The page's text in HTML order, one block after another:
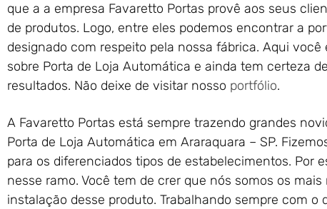
que a a empresa Favaretto Portas provê aos seus
de produtos. Logo, entre eles podemos encontrar a
designado com respeito pela nossa fábrica. Aqui
sobre Porta de Loja Automática e ainda tem certeza
resultados. Não deixe de visitar nosso portfólio.
A Favaretto Portas está sempre trazendo grandes
Porta de Loja Automática em Araraquara – SP.
para os diferenciados tipos de estabelecimentos. Por
nesse ramo. Você tem de crer que nós somos os
instalação desse produto. Trabalhando sempre com o